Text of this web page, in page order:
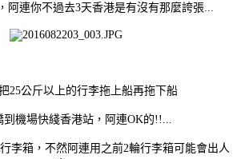
阿連你不過去3天香港是有沒有那麼誇張...
25公斤以上的行李拖上船再拖下船
到機場快綫香港站，阿連OK的!!...
李箱，不然阿連用之前2輪行李箱可能會出人